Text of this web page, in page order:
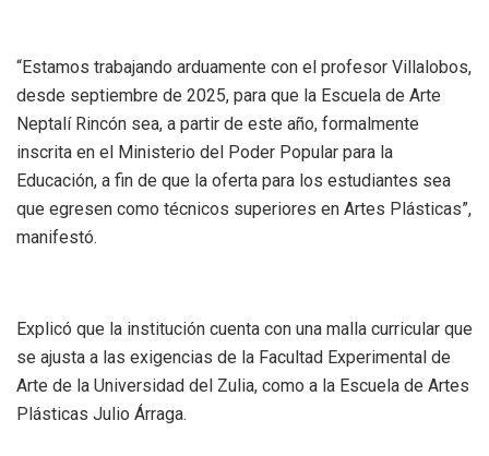
“Estamos trabajando arduamente con el profesor Villalobos,
desde septiembre de 2025, para que la Escuela de Arte
Neptalí Rincón sea, a partir de este año, formalmente
inscrita en el Ministerio del Poder Popular para la
Educación, a fin de que la oferta para los estudiantes sea
que egresen como técnicos superiores en Artes Plásticas”,
manifestó.
Explicó que la institución cuenta con una malla curricular que
se ajusta a las exigencias de la Facultad Experimental de
Arte de la Universidad del Zulia, como a la Escuela de Artes
Plásticas Julio Árraga.